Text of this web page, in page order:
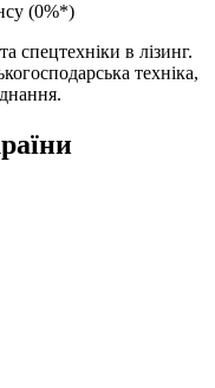
(0%*)
спецтехніки в лізинг.
техніка,